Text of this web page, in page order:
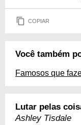
COPIAR
Você também
Famosos que
Lutar pelas
Ashley Tisdale